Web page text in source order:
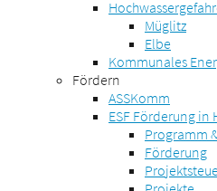
Müglitz
Elbe
Kommunales
Fördern
ASSKomm
ESF Förderung in
Programm
Förderung